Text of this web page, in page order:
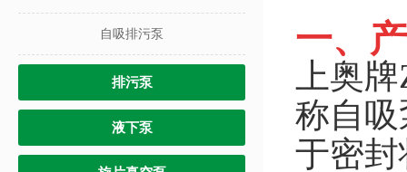
自吸排污泵
排污泵
液下泵
一、
上奥牌
称自
于密